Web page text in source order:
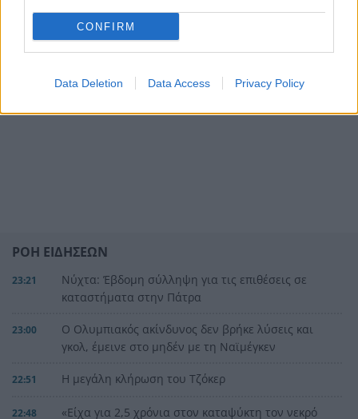
CONFIRM
Data Deletion Data Access Privacy Policy
ΡΟΗ ΕΙΔΗΣΕΩΝ
23:21
Νύχτα: Έβδομη σύλληψη για τις επιθέσεις σε
καταστήματα στην Πάτρα
23:00
Ο Ολυμπιακός ακίνδυνος δεν βρήκε λύσεις και
γκολ, έμεινε στο μηδέν με τη Ναϊμέγκεν
22:51 Η μεγάλη κλήρωση του Τζόκερ
22:48 «Είχα για 2,5 χρόνια στον καταψύκτη τον νεκρό